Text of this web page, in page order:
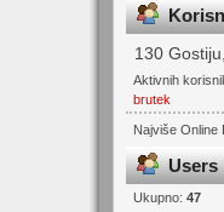
130
Aktivnih
brutek
Najviše Online
Users
Ukupno: 47